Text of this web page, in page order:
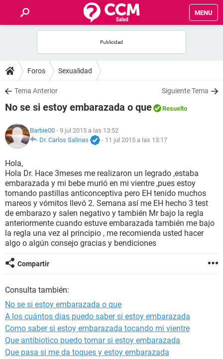
MENU
FOROS
SALUD
NUTRICIÓN
BIENESTAR
SEXUALIDAD
GLOSARIO
Foros Sexualidad
Tema Anterior Siguiente Tema
No se si estoy embarazada o que Resuelto
Barbie00 - 9 jul 2015 a las 13:52
Dr. Carlos Salinas
- 11 jul 2015 a las 13:17
Hola,
Hola Dr. Hace 3meses me realizaron un legrado ,estaba
embarazada y mi bebe murió en mi vientre ,pues estoy
tomando pastillas anticonceptiva pero EH tenido muchos
mareos y vómitos llevó 2. Semana así me EH hecho 3 test
de embarazo y salen negativo y también Mr bajo la regla
anteriormente cuando estuve embarazada también me bajo
la regla una vez al principio , me recomienda usted hacer
algo o algún consejo gracias y bendiciones
Compartir
Consulta también:
No se si estoy embarazada o que
A los cuántos dias puedo saber si estoy embarazada
Como saber si estoy embarazada tocando mi vientre
Que antibiotico puedo tomar si estoy embarazada
Que pasa si me da toques y estoy embarazada